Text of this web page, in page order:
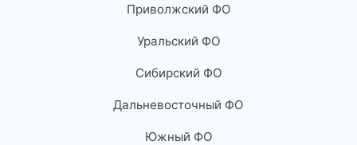
Приволжский ФО
Уральский ФО
Сибирский ФО
Дальневосточный ФО
Южный ФО